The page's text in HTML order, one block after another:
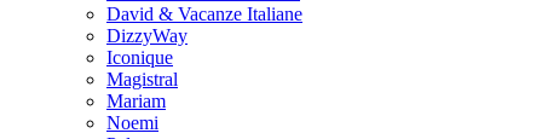
David & Vacanze Italiane
DizzyWay
Iconique
Magistral
Mariam
Noemi